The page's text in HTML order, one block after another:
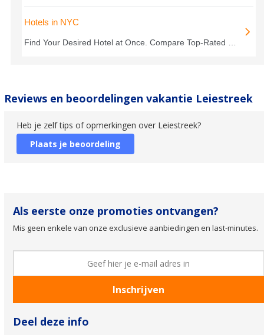
Reviews en beoordelingen vakantie Leiestreek
Heb je zelf tips of opmerkingen over Leiestreek?
Plaats je beoordeling
Als eerste onze promoties ontvangen?
Mis geen enkele van onze exclusieve aanbiedingen en last-minutes.
Deel deze info